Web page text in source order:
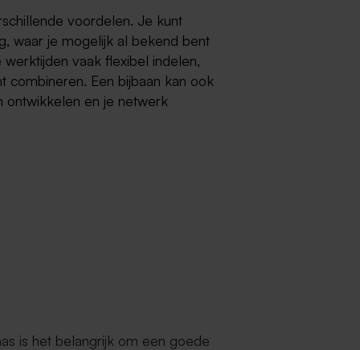
voordelen. Je kunt
waar je mogelijk al bekend bent
vaak flexibel indelen,
combineren. Een bijbaan kan ook
ontwikkelen en je netwerk
is het belangrijk om een goede